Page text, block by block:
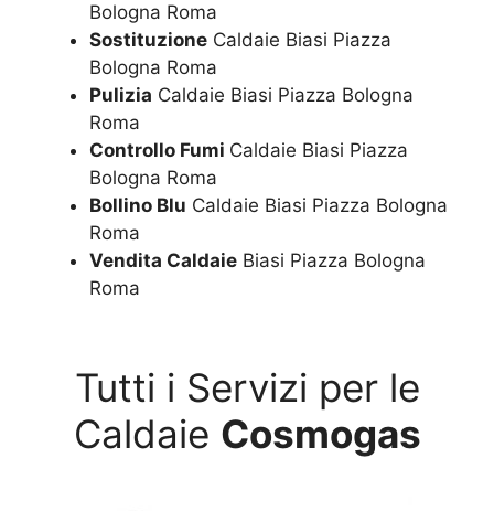
Bologna Roma
Sostituzione Caldaie Biasi Piazza
Bologna Roma
Pulizia Caldaie Biasi Piazza Bologna
Roma
Controllo Fumi Caldaie Biasi Piazza
Bologna Roma
Bollino Blu Caldaie Biasi Piazza Bologna
Roma
Vendita Caldaie Biasi Piazza Bologna
Roma
Tutti i Servizi per le
Caldaie Cosmogas